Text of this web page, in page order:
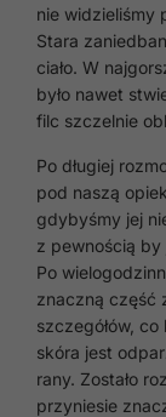
nie widzieliśmy
Stara
ciało. W
było nawet
filc szczelnie
Po długiej
pod naszą
gdybyśmy jej
z pewnością by
Po
znaczną część
szczegółów,
skóra jest
rany. Zostało
przyniesie